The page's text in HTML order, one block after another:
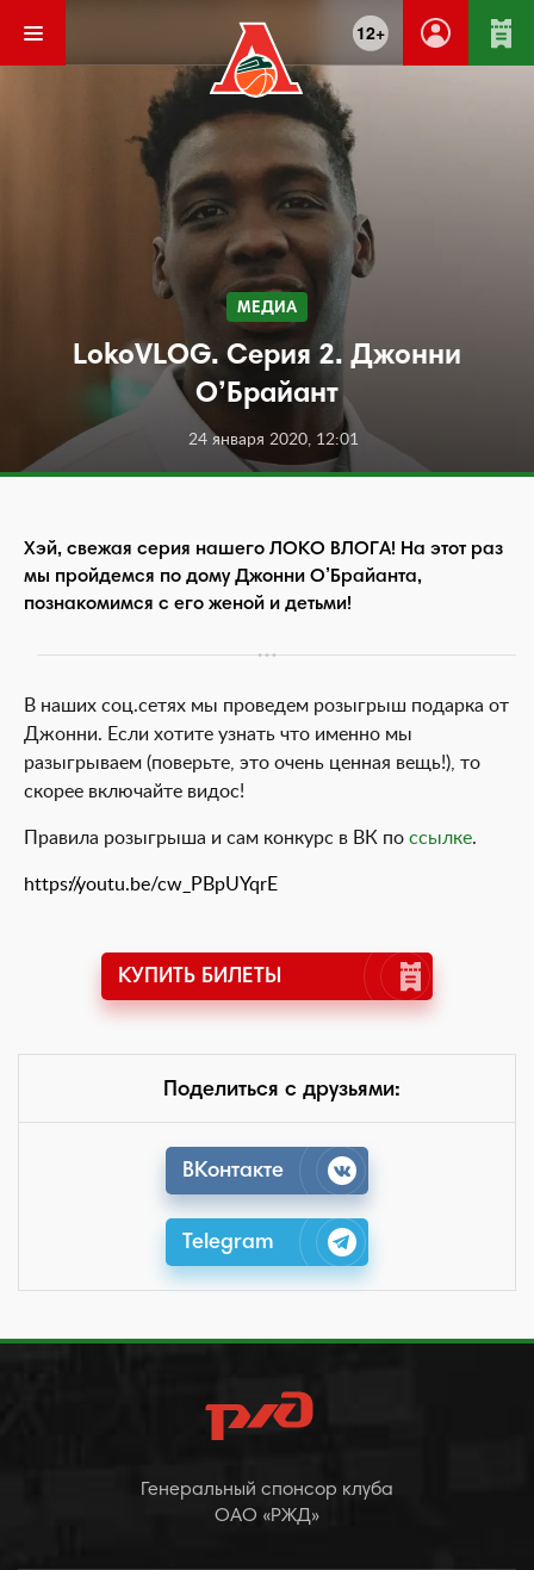
12+
МЕДИА
LokoVLOG. Серия 2. Джонни
О’Брайант
24 января 2020, 12:01
Хэй, свежая серия нашего ЛОКО ВЛОГА! На этот раз
мы пройдемся по дому Джонни О’Брайанта,
познакомимся с его женой и детьми!
В наших соц.сетях мы проведем розыгрыш подарка от
Джонни. Если хотите узнать что именно мы
разыгрываем (поверьте, это очень ценная вещь!), то
скорее включайте видос!
Правила розыгрыша и сам конкурс в ВК по ссылке.
https://youtu.be/cw_PBpUYqrE
КУПИТЬ БИЛЕТЫ
Поделиться с друзьями:
ВКонтакте
Telegram
Генеральный спонсор клуба
ОАО «РЖД»